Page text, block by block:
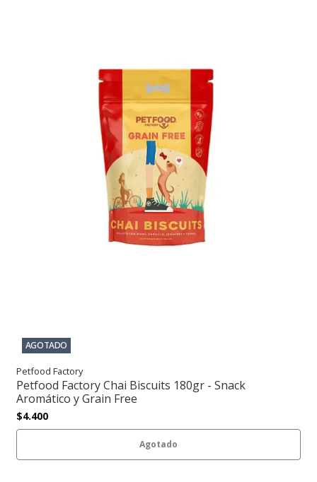
AGOTADO
Petfood Factory
Petfood Factory Chai Biscuits 180gr - Snack
Aromático y Grain Free
$4.400
Agotado